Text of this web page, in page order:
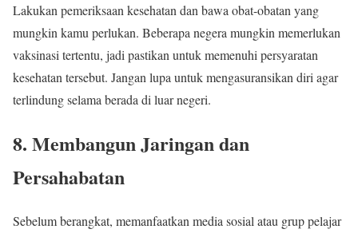
Lakukan pemeriksaan kesehatan dan bawa obat-obatan yang
mungkin kamu perlukan. Beberapa negera mungkin memerlukan
vaksinasi tertentu, jadi pastikan untuk memenuhi persyaratan
kesehatan tersebut. Jangan lupa untuk mengasuransikan diri agar
terlindung selama berada di luar negeri.
8. Membangun Jaringan dan
Persahabatan
Sebelum berangkat, memanfaatkan media sosial atau grup pelajar